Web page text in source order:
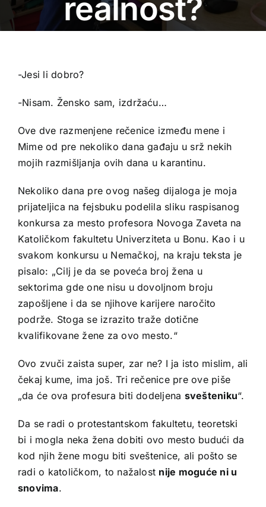
realnost?
-Jesi li dobro?
-Nisam. Žensko sam, izdržaću…
Ove dve razmenjene rečenice između mene i
Mime od pre nekoliko dana gađaju u srž nekih
mojih razmišljanja ovih dana u karantinu.
Nekoliko dana pre ovog našeg dijaloga je moja
prijateljica na fejsbuku podelila sliku raspisanog
konkursa za mesto profesora Novoga Zaveta na
Katoličkom fakultetu Univerziteta u Bonu. Kao i u
svakom konkursu u Nemačkoj, na kraju teksta je
pisalo: „Cilj je da se poveća broj žena u
sektorima gde one nisu u dovoljnom broju
zapošljene i da se njihove karijere naročito
podrže. Stoga se izrazito traže dotične
kvalifikovane žene za ovo mesto.“
Ovo zvuči zaista super, zar ne? I ja isto mislim, ali
čekaj kume, ima još. Tri rečenice pre ove piše
„da će ova profesura biti dodeljena svešteniku“.
Da se radi o protestantskom fakultetu, teoretski
bi i mogla neka žena dobiti ovo mesto budući da
kod njih žene mogu biti sveštenice, ali pošto se
radi o katoličkom, to nažalost nije moguće ni u
snovima.